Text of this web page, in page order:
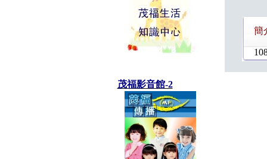
茂福影音館-2
簡